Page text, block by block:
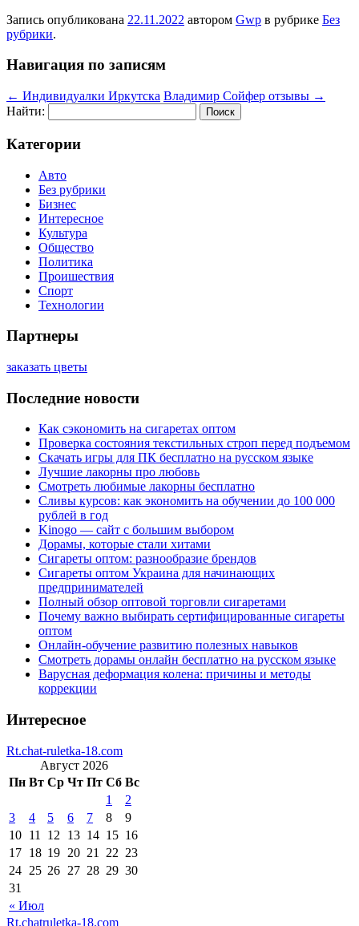
Запись опубликована 22.11.2022 автором Gwp в рубрике Без
рубрики.
Навигация по записям
← Индивидуалки Иркутска Владимир Сойфер отзывы →
Найти:
Категории
Авто
Без рубрики
Бизнес
Интересное
Культура
Общество
Политика
Проишествия
Спорт
Технологии
Партнеры
заказать цветы
Последние новости
Как сэкономить на сигаретах оптом
Проверка состояния текстильных строп перед подъемом
Скачать игры для ПК бесплатно на русском языке
Лучшие лакорны про любовь
Смотреть любимые лакорны бесплатно
Сливы курсов: как экономить на обучении до 100 000
рублей в год
Kinogo — сайт с большим выбором
Дорамы, которые стали хитами
Сигареты оптом: разнообразие брендов
Сигареты оптом Украина для начинающих
предпринимателей
Полный обзор оптовой торговли сигаретами
Почему важно выбирать сертифицированные сигареты
оптом
Онлайн-обучение развитию полезных навыков
Смотреть дорамы онлайн бесплатно на русском языке
Варусная деформация колена: причины и методы
коррекции
Интересное
Rt.chat-ruletka-18.com
Август 2026
Пн Вт Ср Чт Пт Сб Вс
« Июл
1
2
3
4 5 6 7 8
9
10 11 12 13 14 15 16
17 18 19 20 21 22 23
24 25 26 27 28 29 30
31
Rt.chatruletka-18.com